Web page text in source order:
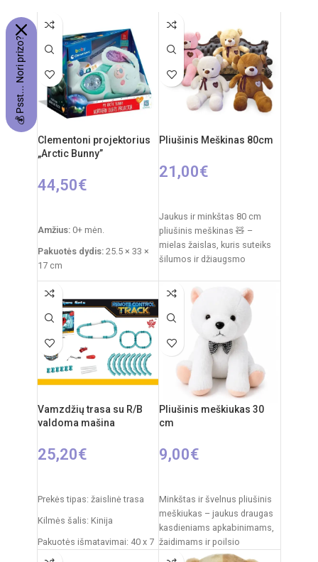
nuo 3 metų
pultas, ~10 šovinių
Rekomenduojamas amžius:
nuo 3 metų
Clementoni projektorius
„Arctic Bunny”
44,50€
Amžius:0+ mėn.
Pakuotės dydis:25.5 × 33 ×
17 cm
Prekės svoris:
Funkcijos:šviesų
projektorius, melodijos,
baltasis triukšmas
Medžiagos:pliušas,
plastikas
išimant vidinį modulį
Kilmės šalis: Italija /
Pliušinis Meškinas 80cm
21,00€
Jaukus ir minkštas 80 cm
pliušinis meškinas 🧸 –
mielas žaislas, kuris suteiks
šilumos ir džiaugsmo
pliušas,
Vamzdžių trasa su R/B
valdoma mašina
25,20€
Prekės tipas: žaislinė trasa
Kilmės šalis: Kinija
Pakuotės išmatavimai: 40 x 7
Pliušinis meškiukas 30
cm
9,00€
Minkštas ir švelnus pliušinis
meškiukas – jaukus draugas
kasdieniams apkabinimams,
žaidimams ir poilsio
akimirkoms. Klasikinis
💰 Psst... Nori prizo?